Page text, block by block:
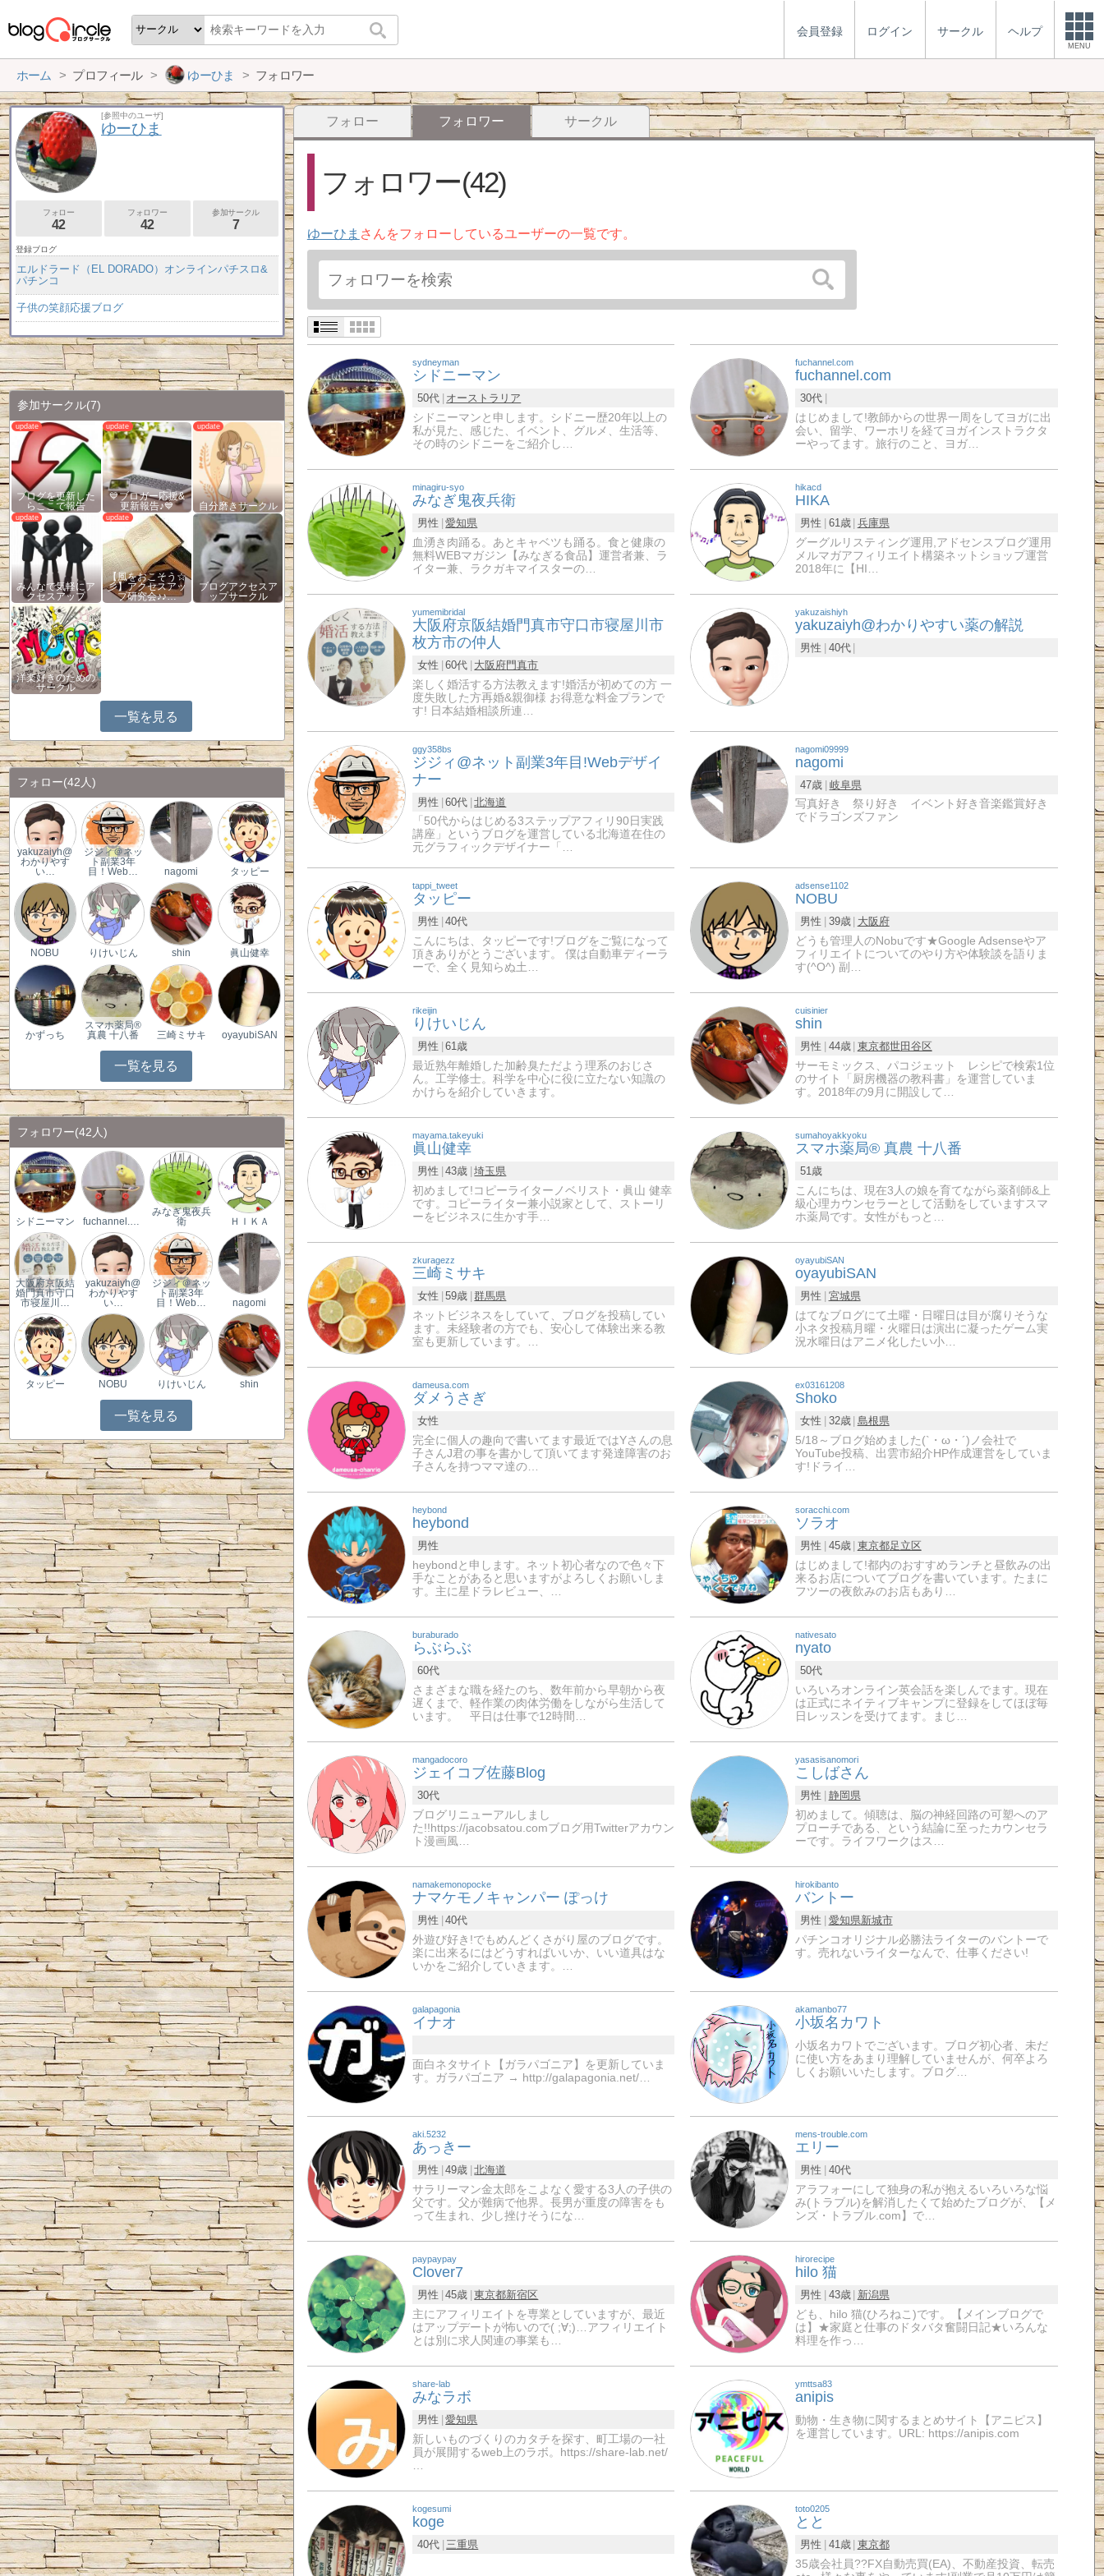
会員登録 ログイン サークル ヘルプ
MENU
ホーム プロフィール ゆーひま フォロワー
フォロー フォロワー サークル
フォロワー(42)
ゆーひま さんをフォローしているユーザーの一覧です。
sydneyman
シドニーマン
50代 オーストラリア
シドニーマンと申します。シドニー歴20年以上の
私が見た、感じた、イベント、グルメ、生活等、
その時のシドニーをご紹介し…
fuchannel.com
fuchannel.com
30代
はじめまして!教師からの世界一周をしてヨガに出
会い、留学、ワーホリを経てヨガインストラクタ
ーやってます。旅行のこと、ヨガ…
minagiru-syo
みなぎ鬼夜兵衛
男性
愛知県
血湧き肉踊る。あとキャベツも踊る。食と健康の
無料WEBマガジン【みなぎる食品】運営者兼、ラ
イター兼、ラクガキマイスターの…
hikacd
HIKA
男性 61歳 兵庫県
グーグルリスティング運用,アドセンスブログ運用
メルマガアフィリエイト構築ネットショップ運営
2018年に【HI…
yumemibridal
大阪府京阪結婚門真市守口市寝屋川市
枚方市の仲人
女性 60代 大阪府門真市
楽しく婚活する方法教えます!婚活が初めての方 一
度失敗した方再婚&親御様 お得意な料金プランで
す! 日本結婚相談所連…
yakuzaishiyh
yakuzaiyh@わかりやすい薬の解説
男性 40代
ggy358bs
ジジィ@ネット副業3年目!Webデザイ
ナー
男性 60代 北海道
「50代からはじめる3ステップアフィリ90日実践
講座」というブログを運営している北海道在住の
元グラフィックデザイナー「…
nagomi09999
nagomi
47歳 岐阜県
写真好き 祭り好き イベント好き音楽鑑賞好き
でドラゴンズファン
tappi_tweet
タッピー
男性
40代
こんにちは、タッピーです!ブログをご覧になって
頂きありがとうございます。 僕は自動車ディーラ
ーで、全く見知らぬ土…
adsense1102
NOBU
男性 39歳
大阪府
どうも管理人のNobuです★Google Adsenseやア
フィリエイトについてのやり方や体験談を語りま
す(^O^) 副…
rikeijin
りけいじん
男性
61歳
最近熟年離婚した加齢臭ただよう理系のおじさ
ん。工学修士。科学を中心に役に立たない知識の
かけらを紹介していきます。
cuisinier
shin
男性 44歳 東京都世田谷区
サーモミックス、パコジェット レシピで検索1位
のサイト「厨房機器の教科書」を運営していま
す。2018年の9月に開設して…
mayama.takeyuki
眞山健幸
男性 43歳 埼玉県
初めまして!コピーライターノベリスト・眞山 健幸
です。コピーライター兼小説家として、ストーリ
ーをビジネスに生かす手…
sumahoyakkyoku
スマホ薬局®︎ 真農 十八番
51歳
こんにちは、現在3人の娘を育てながら薬剤師&上
級心理カウンセラーとして活動をしていますスマ
ホ薬局です。女性がもっと…
zkuragezz
三崎ミサキ
女性 59歳 群馬県
ネットビジネスをしていて、ブログを投稿してい
ます。未経験者の方でも、安心して体験出来る教
室も更新しています。…
oyayubiSAN
oyayubiSAN
男性
宮城県
はてなブログにて土曜・日曜日は目が腐りそうな
小ネタ投稿月曜・火曜日は演出に凝ったゲーム実
況水曜日はアニメ化したい小…
dameusa.com
ダメうさぎ
女性
完全に個人の趣向で書いてます最近ではYさんの息
子さんJ君の事を書かして頂いてます発達障害のお
子さんを持つママ達の…
ex03161208
Shoko
女性 32歳 島根県
5/18～ブログ始めました(`・ω・´)ノ会社で
YouTube投稿、出雲市紹介HP作成運営をしていま
す!ドライ…
heybond
heybond
男性
heybondと申します。ネット初心者なので色々下
手なことがあると思いますがよろしくお願いしま
す。主に星ドラレビュー、…
soracchi.com
ソラオ
男性 45歳 東京都足立区
はじめまして!都内のおすすめランチと昼飲みの出
来るお店についてブログを書いています。たまに
フツーの夜飲みのお店もあり…
buraburado
らぶらぶ
60代
さまざまな職を経たのち、数年前から早朝から夜
遅くまで、軽作業の肉体労働をしながら生活して
います。 平日は仕事で12時間…
nativesato
nyato
50代
いろいろオンライン英会話を楽しんでます。現在
は正式にネイティブキャンプに登録をしてほぼ毎
日レッスンを受けてます。まじ…
mangadocoro
ジェイコブ佐藤Blog
30代
ブログリニューアルしまし
た!!https://jacobsatou.comブログ用Twitterアカウン
ト漫画風…
yasasisanomori
こしばさん
男性
静岡県
初めまして。傾聴は、脳の神経回路の可塑へのア
プローチである、という結論に至ったカウンセラ
ーです。ライフワークはス…
namakemonopocke
ナマケモノキャンパー ぽっけ
男性
40代
外遊び好き!でもめんどくさがり屋のブログです。
楽に出来るにはどうすればいいか、いい道具はな
いかをご紹介していきます。…
hirokibanto
バントー
男性 愛知県新城市
パチンコオリジナル必勝法ライターのバントーで
す。売れないライターなんで、仕事ください!
galapagonia
イナオ
面白ネタサイト【ガラパゴニア】を更新していま
す。ガラパゴニア → http://galapagonia.net/…
akamanbo77
小坂名カワト
小坂名カワトでございます。ブログ初心者、未だ
に使い方をあまり理解していませんが、何卒よろ
しくお願いいたします。ブログ…
aki.5232
あっきー
男性 49歳 北海道
サラリーマン金太郎をこよなく愛する3人の子供の
父です。父が難病で他界。長男が重度の障害をも
って生まれ、少し挫けそうにな…
mens-trouble.com
エリー
男性
40代
アラフォーにして独身の私が抱えるいろいろな悩
み(トラブル)を解消したくて始めたブログが、【メ
ンズ・トラブル.com】で…
paypaypay
Clover7
男性 45歳 東京都新宿区
主にアフィリエイトを専業としていますが、最近
はアップデートが怖いので( ;∀;)…アフィリエイト
とは別に求人関連の事業も…
hirorecipe
hilo 猫
男性 43歳
新潟県
ども、hilo 猫(ひろねこ)です。【メインブログで
は】★家庭と仕事のドタバタ奮闘日記★いろんな
料理を作っ…
share-lab
みなラボ
男性
愛知県
新しいものづくりのカタチを探す、町工場の一社
員が展開するweb上のラボ。https://share-lab.net/
…
ymttsa83
anipis
動物・生き物に関するまとめサイト【アニピス】
を運営しています。URL: https://anipis.com
kogesumi
koge
40代 三重県
toto0205
とと
男性 41歳 東京都
35歳会社員?‍?FX自動売買(EA)、不動産投資、転売
[参照中のユーザ]
ゆーひま
フォロー
42
フォロワー
42
参加サークル
7
登録ブログ
エルドラード（EL DORADO）オンラインパチスロ&
パチンコ
子供の笑顔応援ブログ
参加サークル(7)
ブログを更新した
らここで報告
💙ブロガー応援&
更新報告♪💙
自分磨きサークル
みんなで気軽にア
クセスアップ
【風をおこそう☆
彡】アクセスアッ
プ研究会♪♪…
ブログアクセスア
ップサークル
洋楽好きのための
サークル
一覧を見る
フォロー(42人)
yakuzaiyh@
わかりやす
い…
ジジィ＠ネッ
ト副業3年
目！Web…
nagomi タッピー
NOBU りけいじん shin 眞山健幸
かずっち
スマホ薬局®︎
真農 十八番
三崎ミサキ oyayubiSAN
一覧を見る
フォロワー(42人)
シドニーマン
みなぎ鬼夜兵
衛
ＨＩＫＡ
大阪府京阪結
婚門真市守口
市寝屋川…
yakuzaiyh@
わかりやす
い…
ジジィ＠ネッ
ト副業3年
目！Web…
nagomi
タッピー NOBU りけいじん shin
一覧を見る